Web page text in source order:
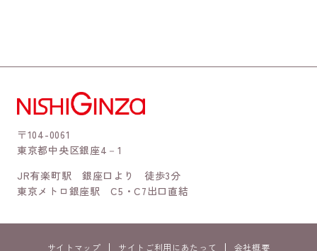
〒104-0061
東京都中央区銀座4－1
JR有楽町駅 銀座口より 徒歩3分
東京メトロ銀座駅 C5・C7出口直結
サイトマップ サイトご利用にあたって 会社概要